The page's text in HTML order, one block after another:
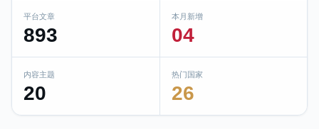
平台文章
893
本月新增
04
内容主题
20
热门国家
26